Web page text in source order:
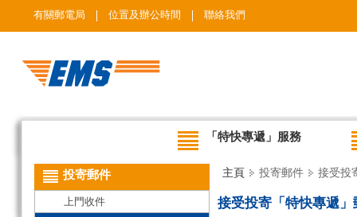
有關郵電局 位置及辦公時間 聯絡我們
「特快專遞」服務
投寄郵件
上門收件
主頁 投寄郵件 接受投
接受投寄「特快專遞」